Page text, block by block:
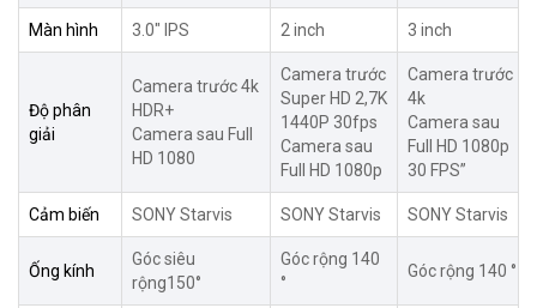
Màn hình 3.0″ IPS 2 inch 3 inch
Độ phân
giải
Camera trước 4k
HDR+
Camera sau Full
HD 1080
Camera trước
Super HD 2,7K
1440P 30fps
Camera sau
Full HD 1080p
Camera trước
4k
Camera sau
Full HD 1080p
30 FPS”
Cảm biến SONY Starvis SONY Starvis SONY Starvis
Ống kính
Góc siêu
rộng150°
Góc rộng 140
°
Góc rộng 140 °